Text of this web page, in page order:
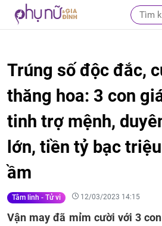
Trúng số độc đắc,
thăng hoa: 3 con
tinh trợ mệnh,
lớn, tiền tỷ bạc
ầm
Tâm linh - Tử vi 12/03/2023 14:15
Vận may đã mỉm cười với 3